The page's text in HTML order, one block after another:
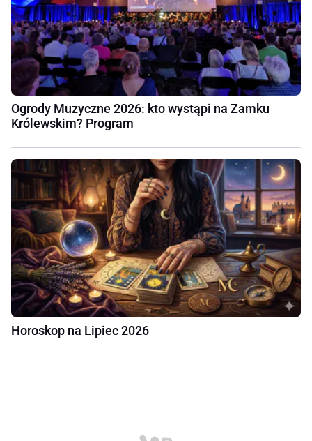
Ogrody Muzyczne 2026: kto wystąpi na Zamku
Królewskim? Program
Horoskop na Lipiec 2026